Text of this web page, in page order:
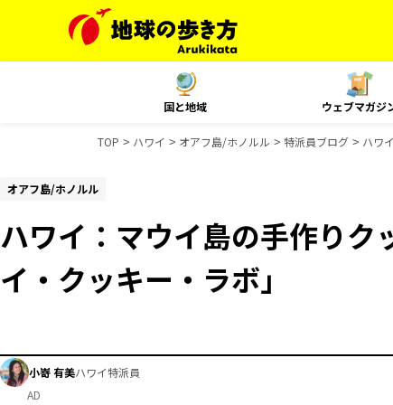
国と地域 ウェブマガジ
TOP ハワイ オアフ島/ホノルル 特派員ブログ ハワ
オアフ島/ホノルル
ハワイ：マウイ島の手作りク
イ・クッキー・ラボ」
小嵜 有美ハワイ特派員
AD